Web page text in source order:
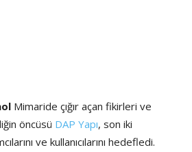
Mimaride çığır açan fikirleri ve
öncüsü DAP Yapı, son iki
ve kullanıcılarını hedefledi.